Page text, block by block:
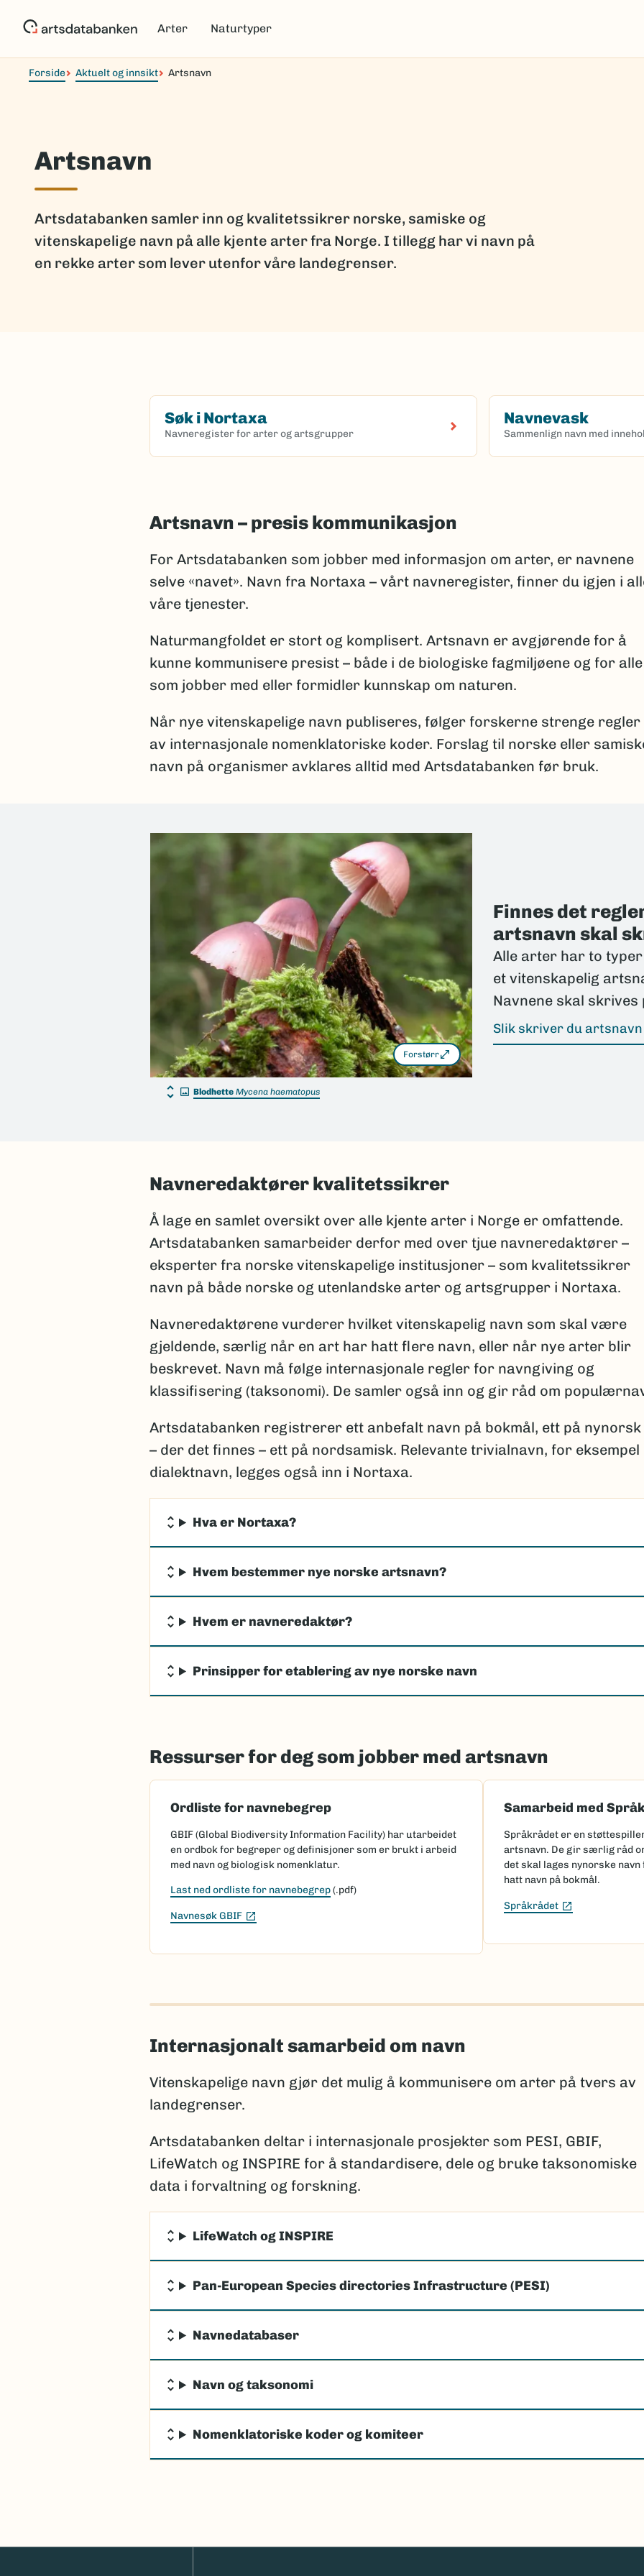
Arter Naturtyper
Forside Aktuelt og innsikt Artsnavn
Artsnavn
Artsdatabanken samler inn og kvalitetssikrer norske, samiske og
vitenskapelige navn på alle kjente arter fra Norge. I tillegg har vi navn på
en rekke arter som lever utenfor våre landegrenser.
Søk i Nortaxa
Navneregister for arter og artsgrupper
Navnevask
Sammenlign navn med
Artsnavn – presis kommunikasjon
For Artsdatabanken som jobber med informasjon om arter, er navnene
selve «navet». Navn fra Nortaxa – vårt navneregister, finner du igjen i
våre tjenester.
Naturmangfoldet er stort og komplisert. Artsnavn er avgjørende for å
kunne kommunisere presist – både i de biologiske fagmiljøene og for alle
som jobber med eller formidler kunnskap om naturen.
Når nye vitenskapelige navn publiseres, følger forskerne strenge
av internasjonale nomenklatoriske koder. Forslag til norske eller
navn på organismer avklares alltid med Artsdatabanken før bruk.
Forstørr
Blodhette Mycena haematopus
Finnes det
artsnavn skal
Alle arter har to
et vitenskapelig
Navnene skal skrives
Slik skriver du
Navneredaktører kvalitetssikrer
Å lage en samlet oversikt over alle kjente arter i Norge er omfattende.
Artsdatabanken samarbeider derfor med over tjue navneredaktører –
eksperter fra norske vitenskapelige institusjoner – som kvalitetssikrer
navn på både norske og utenlandske arter og artsgrupper i Nortaxa.
Navneredaktørene vurderer hvilket vitenskapelig navn som skal være
gjeldende, særlig når en art har hatt flere navn, eller når nye arter blir
beskrevet. Navn må følge internasjonale regler for navngiving og
klassifisering (taksonomi). De samler også inn og gir råd om
Artsdatabanken registrerer ett anbefalt navn på bokmål, ett på nynorsk
– der det finnes – ett på nordsamisk. Relevante trivialnavn, for eksempel
dialektnavn, legges også inn i Nortaxa.
Hva er Nortaxa?
Hvem bestemmer nye norske artsnavn?
Hvem er navneredaktør?
Prinsipper for etablering av nye norske navn
Ressurser for deg som jobber med artsnavn
Ordliste for navnebegrep
GBIF (Global Biodiversity Information Facility) har utarbeidet
en ordbok for begreper og definisjoner som er brukt i arbeid
med navn og biologisk nomenklatur.
Last ned ordliste for navnebegrep(.pdf)
Navnesøk GBIF
Samarbeid med
Språkrådet er en
artsnavn. De gir særlig råd
det skal lages nynorske
hatt navn på bokmål.
Språkrådet
Internasjonalt samarbeid om navn
Vitenskapelige navn gjør det mulig å kommunisere om arter på tvers av
landegrenser.
Artsdatabanken deltar i internasjonale prosjekter som PESI, GBIF,
LifeWatch og INSPIRE for å standardisere, dele og bruke taksonomiske
data i forvaltning og forskning.
LifeWatch og INSPIRE
Pan-European Species directories Infrastructure (PESI)
Navnedatabaser
Navn og taksonomi
Nomenklatoriske koder og komiteer